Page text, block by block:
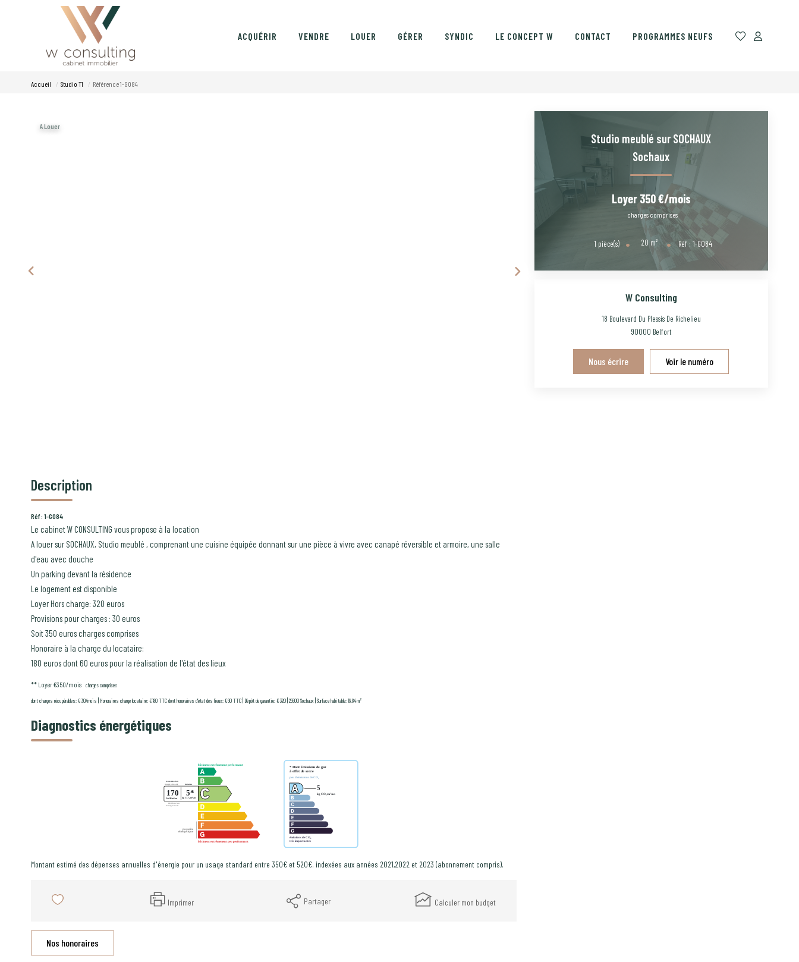
ACQUÉRIR VENDRE LOUER GÉRER SYNDIC LE CONCEPT W CONTACT PROGRAMMES NEUFS
Accueil Studio T1 Référence 1-G084
A Louer
Description
Réf : 1-G084
Le cabinet W CONSULTING vous propose à la location
A louer sur SOCHAUX, Studio meublé , comprenant une cuisine équipée donnant sur une pièce à vivre avec canapé réversible et armoire, une salle
d'eau avec douche
Un parking devant la résidence
Le logement est disponible
Loyer Hors charge: 320 euros
Provisions pour charges : 30 euros
Soit 350 euros charges comprises
Honoraire à la charge du locataire:
180 euros dont 60 euros pour la réalisation de l'état des lieux
** Loyer €350/mois charges comprises
dont charges récupérables: €30/mois | Honoraires charge locataire: €180 TTCdont honoraires d'état des lieux: €60 TTC| Dépôt de garantie: €320|25600 Sochaux|Surface habitable: 19.84m²
Diagnostics énergétiques
Montant estimé des dépenses annuelles d'énergie pour un usage standard entre 350€ et 520€. indexées aux années 2021,2022 et 2023 (abonnement compris).
Imprimer Partager Calculer mon budget
Nos honoraires
Studio meublé sur SOCHAUX
Sochaux
Loyer 350 €/mois
charges comprises
1 pièce(s) 20 m² Réf : 1-G084
W Consulting
18 Boulevard Du Plessis De Richelieu
90000 Belfort
Nous écrire Voir le numéro